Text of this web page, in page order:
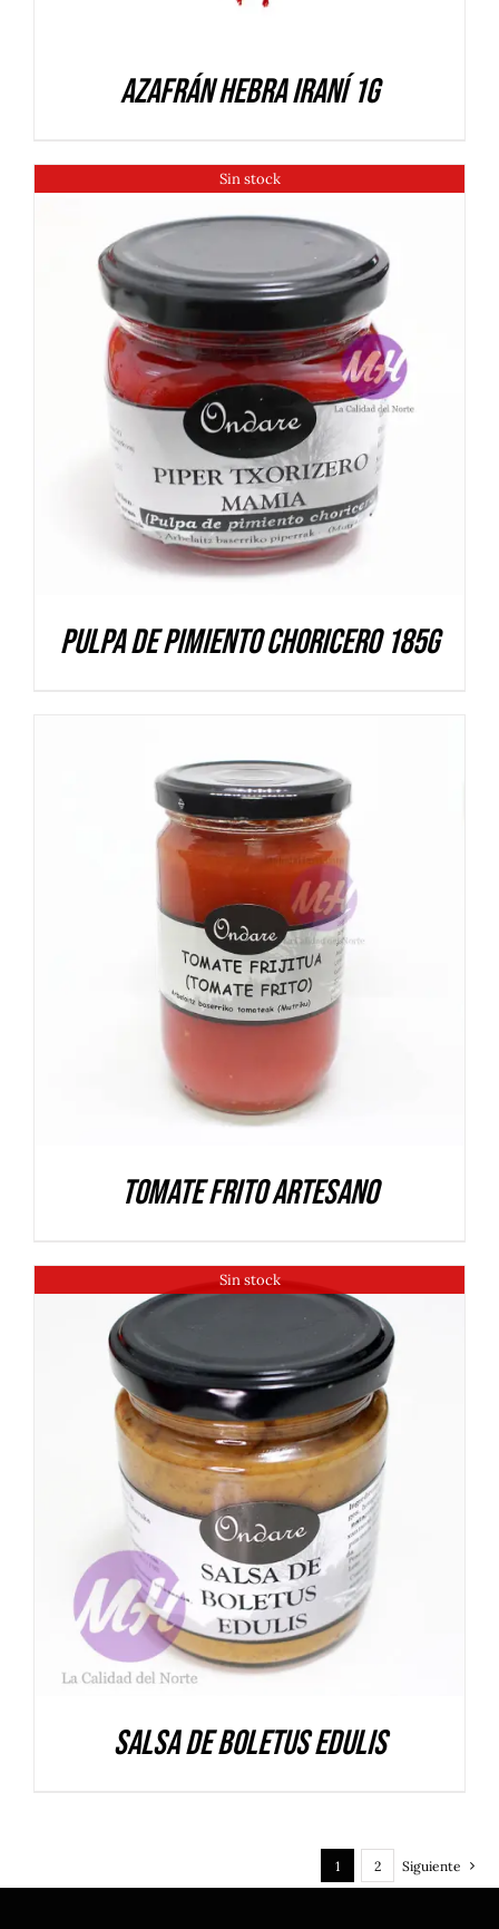
Azafrán hebra iraní 1g
Sin stock
DETALLES
Pulpa de pimiento choricero 185g
DETALLES
Tomate frito artesano
Sin stock
DETALLES
Salsa de Boletus Edulis
1 2 Siguiente